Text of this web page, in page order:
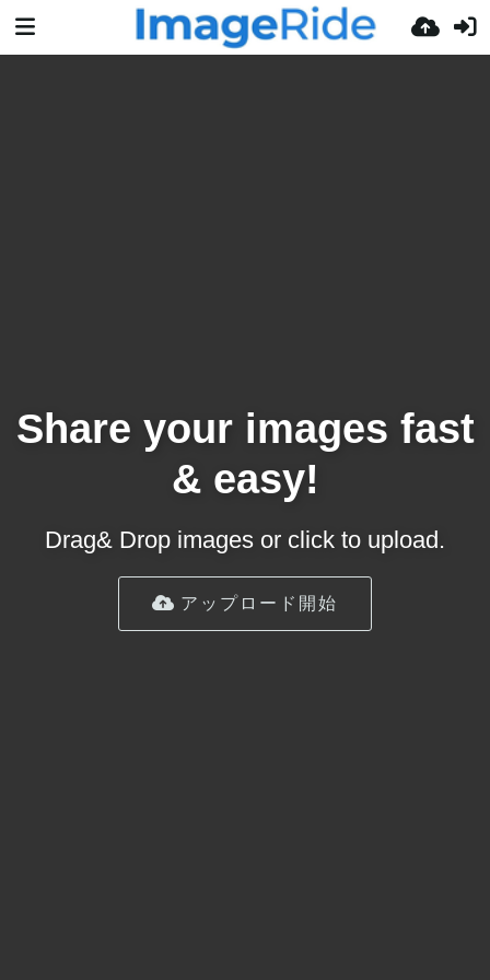
Share your images fast
& easy!
Drag& Drop images or click to upload.
アップロード開始